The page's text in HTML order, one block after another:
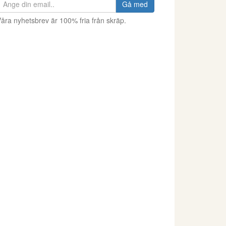
Gå med
nyhetsbrev är 100% fria från skräp.